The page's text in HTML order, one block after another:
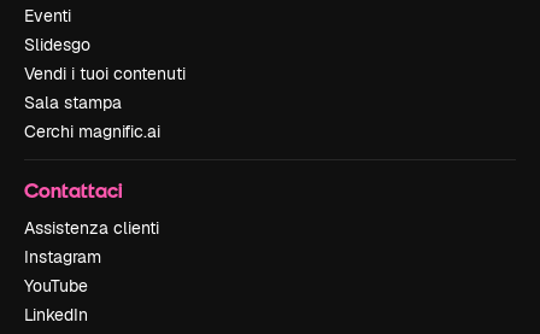
Eventi
Slidesgo
Vendi i tuoi contenuti
Sala stampa
Cerchi magnific.ai
Contattaci
Assistenza clienti
Instagram
YouTube
LinkedIn